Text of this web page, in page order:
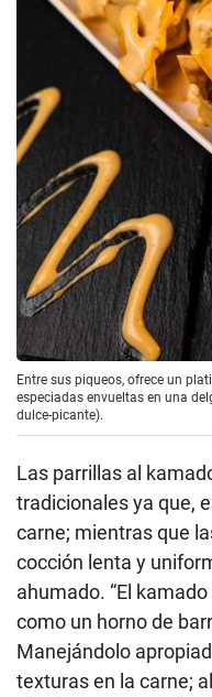
Entre sus piqueos, ofrece un
especiadas envueltas en una
dulce-picante).
Las parrillas al
tradicionales ya que,
carne; mientras que
cocción lenta y
ahumado. “El
como un horno de
Manejándolo
texturas en la carne;